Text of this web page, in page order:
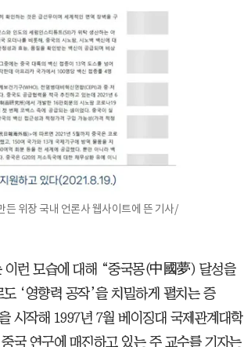
위장 국내 언론사 웹사이트에 뜬 기사/
이런 모습에 대해 “중국몽(中國夢) 달성을
‘영향력 공작’을 치밀하게 펼치는 증
시작해 1997년 7월 베이징대 국제관계대학
국 연구에 매진하고 있는 주 교수를 기자는